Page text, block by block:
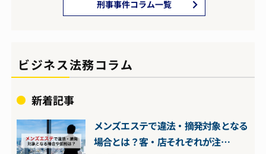
刑事事件コラム一覧
ビジネス法務コラム
新着記事
メンズエステで違法・摘発対象となる
場合とは？客・店それぞれが注…